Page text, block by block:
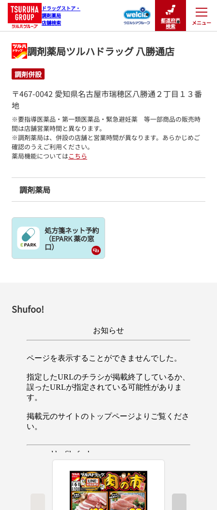
ドラッグストア・
調剤薬局
店舗検索
都道府県
検索
メニュー
閉じる
調剤薬局ツルハドラッグ 八勝通店
調剤併設
〒467-0042 愛知県名古屋市瑞穂区八勝通２丁目１３番
地
※要指導医薬品・第一類医薬品・緊急避妊薬　等一部商品の販売時
間は店舗営業時間と異なります。
※調剤薬局は、併設の店舗と営業時間が異なります。あらかじめご
確認のうえご利用ください。
薬局機能についてはこちら
調剤薬局
処方箋ネット予約
（EPARK 薬の窓
口）
Shufoo!